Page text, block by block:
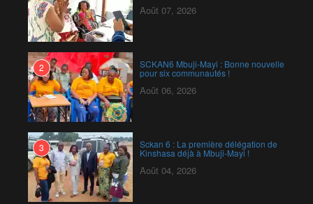
Août 07, 2026
2 SCKAN6 Mbuji-Mayi : Bonne nouvelle
pour six communautés !
Août 06, 2026
3 Sckan 6 : ‎La première délégation de
Kinshasa déjà à Mbuji-Mayi !
Août 04, 2026